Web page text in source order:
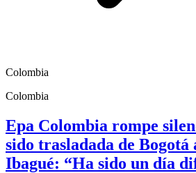
Colombia
Colombia
Epa Colombia rompe
sido trasladada de Bogotá
Ibagué: “Ha sido un día